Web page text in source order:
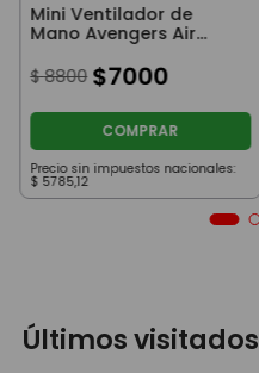
Mini Ventilador de
Mano Avengers Air
$ 8800 $7000
COMPRAR
Precio sin impuestos nacionales:
$ 5785,12
Últimos visitados